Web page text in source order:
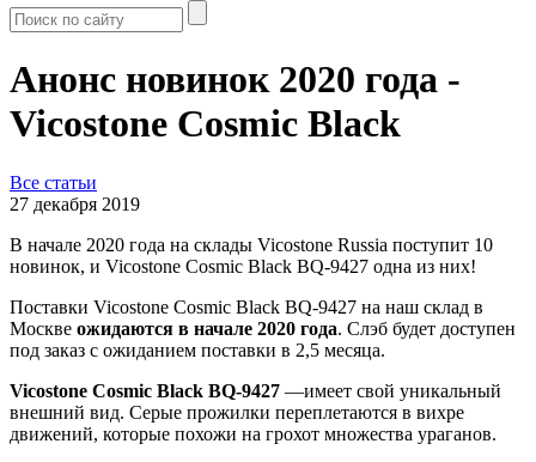
Анонс новинок 2020 года -
Vicostone Cosmic Black
Все статьи
27 декабря 2019
В начале 2020 года на склады Vicostone Russia поступит 10
новинок, и Vicostone Cosmic Black BQ-9427 одна из них!
Поставки Vicostone Cosmic Black BQ-9427 на наш склад в
Москве ожидаются в начале 2020 года. Слэб будет доступен
под заказ с ожиданием поставки в 2,5 месяца.
Vicostone Cosmic Black BQ-9427 —имеет свой уникальный
внешний вид. Серые прожилки переплетаются в вихре
движений, которые похожи на грохот множества ураганов.